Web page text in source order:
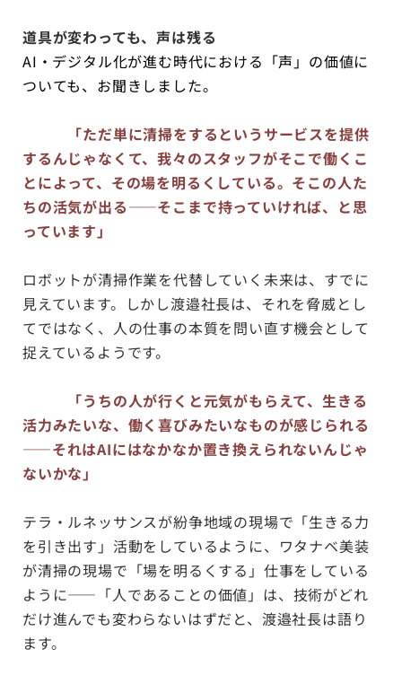
道具が変わっても、声は残る
AI・デジタル化が進む時代における「声」の価値に
ついても、お聞きしました。
「ただ単に清掃をするというサービスを提供
するんじゃなくて、我々のスタッフがそこで働くこ
とによって、その場を明るくしている。そこの人た
ちの活気が出る——そこまで持っていければ、と思
っています」
ロボットが清掃作業を代替していく未来は、すでに
見えています。しかし渡邉社長は、それを脅威とし
てではなく、人の仕事の本質を問い直す機会として
捉えているようです。
「うちの人が行くと元気がもらえて、生きる
活力みたいな、働く喜びみたいなものが感じられる
——それはAIにはなかなか置き換えられないんじゃ
ないかな」
テラ・ルネッサンスが紛争地域の現場で「生きる力
を引き出す」活動をしているように、ワタナベ美装
が清掃の現場で「場を明るくする」仕事をしている
ように——「人であることの価値」は、技術がどれ
だけ進んでも変わらないはずだと、渡邉社長は語り
ます。